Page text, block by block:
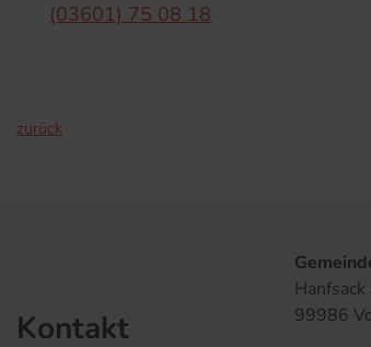
(03601) 75 08 18
zurück
Kontakt
Hanfsack
99986